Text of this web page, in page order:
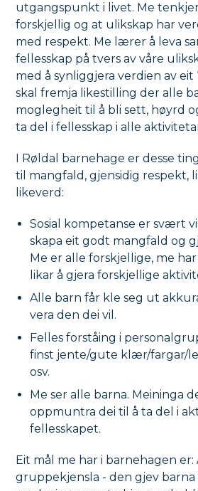
utgangspunkt i livet. Me
forskjellig og at ulikskap har
med respekt. Me lærer å leva
fellesskap på tvers av våre
med å synliggjera verdien av eit
skal fremja likestilling der alle
moglegheit til å bli sett, høyrd
ta del i fellesskap i alle
I Røldal barnehage er desse
til mangfald, gjensidig respekt,
likeverd:
Sosial kompetanse er svært
skapa eit godt mangfald og
Me er alle forskjellige, me
likar å gjera forskjellige
Alle barn får kle seg ut
vera den dei vil.
Felles forståing i
finst jente/gute klær/fargar/
osv.
Me ser alle barna. Meininga
oppmuntra dei til å ta del i
fellesskapet.
Eit mål me har i barnehagen er:
gruppekjensla - den gjev barna